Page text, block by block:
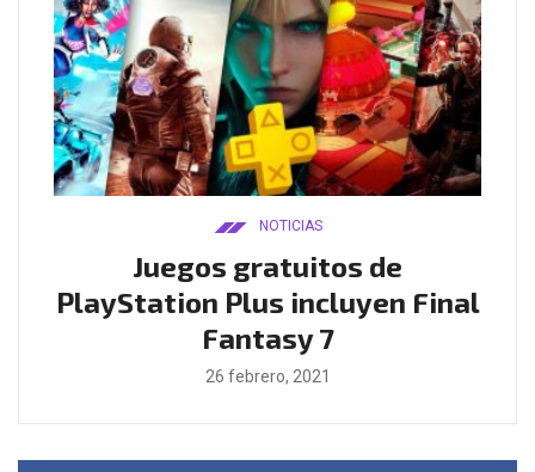
NOTICIAS
Juegos gratuitos de
PlayStation Plus incluyen Final
Fantasy 7
26 febrero, 2021